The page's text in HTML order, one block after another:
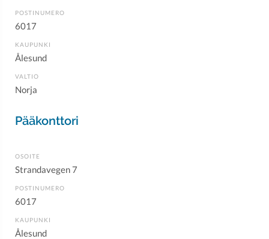
POSTINUMERO
6017
KAUPUNKI
Ålesund
VALTIO
Norja
Pääkonttori
OSOITE
Strandavegen 7
POSTINUMERO
6017
KAUPUNKI
Ålesund